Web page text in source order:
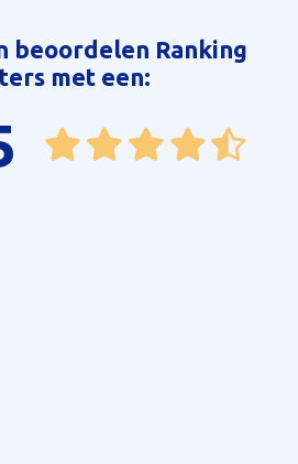
beoordelen Ranking
met een: